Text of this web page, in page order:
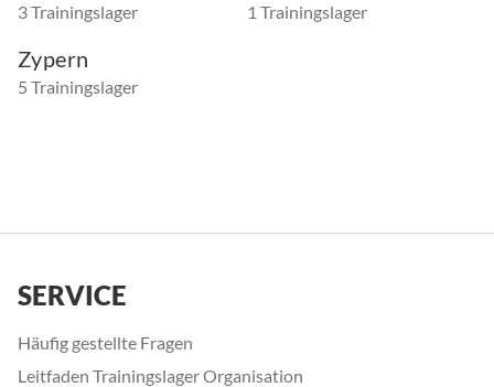
3 Trainingslager 1 Trainingslager
Zypern
5 Trainingslager
SERVICE
Häufig gestellte Fragen
Leitfaden Trainingslager Organisation